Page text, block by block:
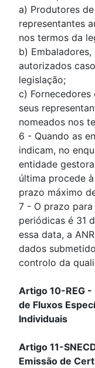
a) Produtores
representantes
nos termos da
b)
autorizados
legislação;
c)
seus
nomeados nos
6 - Quando as
indicam, no
entidade
última procede
prazo máximo
7 - O prazo
periódicas é 31
essa data, a
dados
controlo da
Artigo 10-REG
de Fluxos
Individuais
Artigo 11-
Emissão de